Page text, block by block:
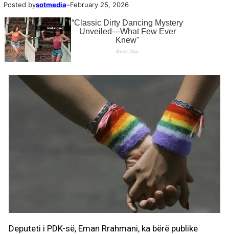
Posted bysotmedia–February 25, 2026
Deputeti i PDK-së, Eman Rrahmani, ka bërë publike